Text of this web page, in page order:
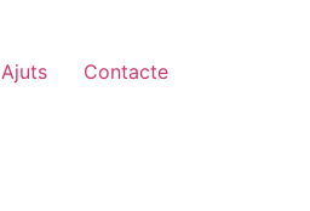
Ajuts Contacte